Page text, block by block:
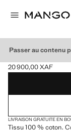
Passer au contenu
PYJAMA
Prix actuel [20
20 900,00 XAF
Choisissez une
LIVRAISON GRATUITE EN
Tissu 100 % coton.